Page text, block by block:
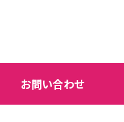
お問い合わせ